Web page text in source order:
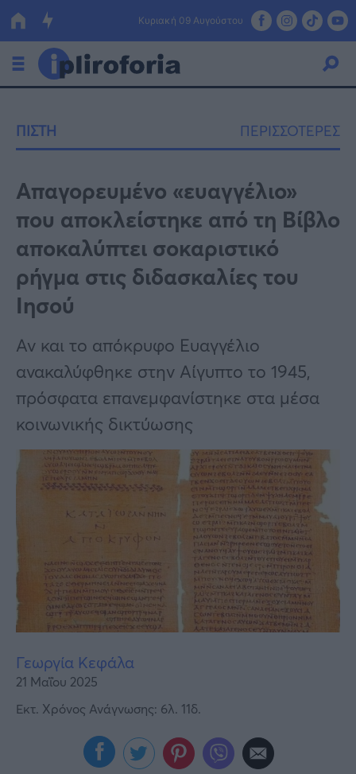
Κυριακή 09 Αυγούστου
Οικονομία
Πολιτική
Τράπεζες
Επιδοτήσεις
ΕΣΠΑ
Κόσμος
Lifestyle
Αθλητικά
Υγεία
Γυναίκα
Καιρός
Viral
Κουζίνα
ΠΙΣΤΗ ΠΕΡΙΣΣΟΤΕΡΕΣ
Απαγορευμένο «ευαγγέλιο»
που αποκλείστηκε από τη Βίβλο
αποκαλύπτει σοκαριστικό
ρήγμα στις διδασκαλίες του
Ιησού
Αν και το απόκρυφο Ευαγγέλιο
ανακαλύφθηκε στην Αίγυπτο το 1945,
πρόσφατα επανεμφανίστηκε στα μέσα
κοινωνικής δικτύωσης
Γεωργία Κεφάλα
21 Μαΐου 2025
Εκτ. Χρόνος Ανάγνωσης: 6λ. 11δ.